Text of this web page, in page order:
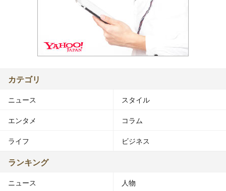
カテゴリ
ニュース スタイル
エンタメ コラム
ライフ ビジネス
ランキング
ニュース 人物